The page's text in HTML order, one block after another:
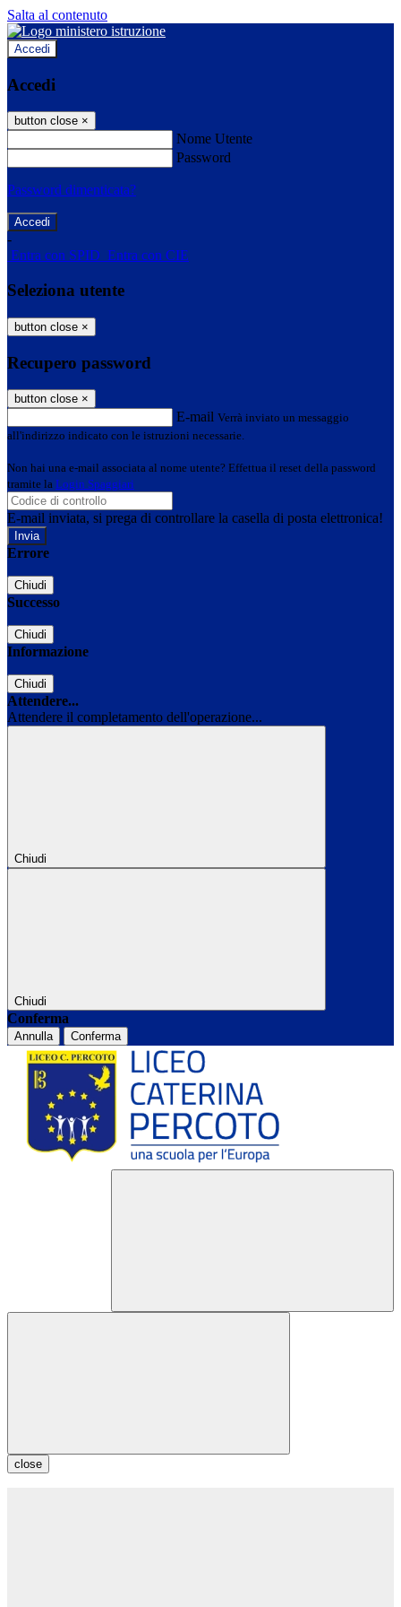
Salta al contenuto
Accedi
Accedi
button close ×
Nome Utente
Password
Password dimenticata?
-
Entra con SPID Entra con CIE
Seleziona utente
button close ×
Recupero password
button close ×
E-mail Verrà inviato un messaggio
all'indirizzo indicato con le istruzioni necessarie.
Non hai una e-mail associata al nome utente? Effettua il reset della password
tramite la Login Spaggiari
E-mail inviata, si prega di controllare la casella di posta elettronica!
Errore
Chiudi
Successo
Chiudi
Informazione
Chiudi
Attendere...
Attendere il completamento dell'operazione...
Chiudi
Chiudi
Conferma
Annulla Conferma
close